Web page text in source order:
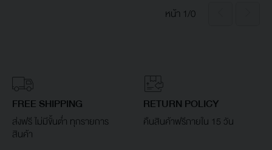
หน้า 1/0
FREE SHIPPING
ส่งฟรี ไม่มีขั้นต่ำ ทุกรายการ
สินค้า
RETURN POLICY
คืนสินค้าฟรีภายใน 15 วัน